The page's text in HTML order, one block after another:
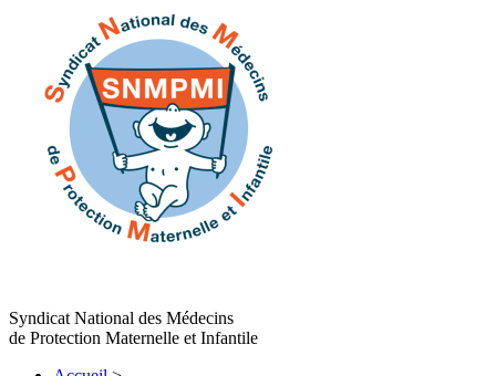
Syndicat National des Médecins
de Protection Maternelle et Infantile